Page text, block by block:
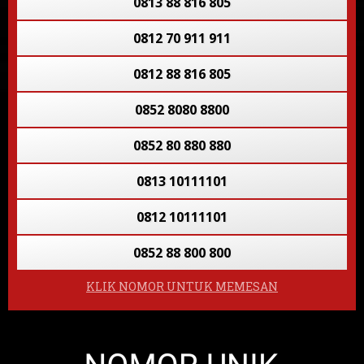
085 200 008 008
0813 8878 8878
081 2662 5758
0812 70 911 911
0812 88 816 805
0852 8080 8800
0852 80 880 880
0813 10111101
0812 10111101
0852 88 800 800
08139 805 8055
0813 7677 7767
KLIK NOMOR UNTUK MEMESAN